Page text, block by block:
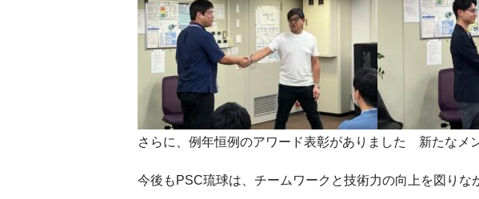
さらに、例年恒例のアワード表彰がありました 新たなメ
今後もPSC琉球は、チームワークと技術力の向上を図りな